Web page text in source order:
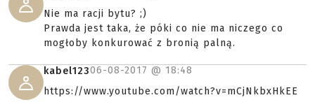
Nie ma racji bytu? ;)
Prawda jest taka, że póki co nie ma niczego co
mogłoby konkurować z bronią palną.
kabel12306-08-2017 @ 18:48
https://www.youtube.com/watch?v=mCjNkbxHkEE